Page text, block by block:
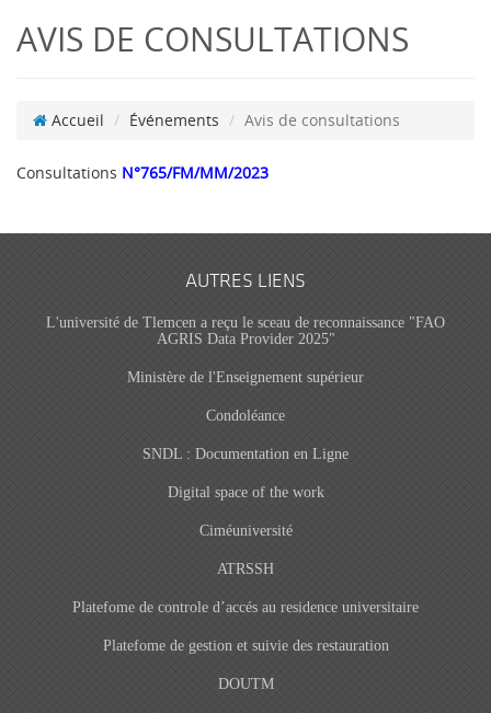
AVIS DE CONSULTATIONS
Accueil Événements Avis de consultations
Consultations N°765/FM/MM/2023
AUTRES LIENS
L'université de Tlemcen a reçu le sceau de reconnaissance "FAO
AGRIS Data Provider 2025"
Ministère de l'Enseignement supérieur
Condoléance
SNDL : Documentation en Ligne
Digital space of the work
Ciméuniversité
ATRSSH
Platefome de controle d’accés au residence universitaire
Platefome de gestion et suivie des restauration
DOUTM